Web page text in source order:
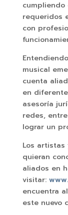
requeridos
con
musical
cuenta
en
asesoría
redes,
lograr un
Los
quieran
aliados en
visitar:
encuentra
este nuevo